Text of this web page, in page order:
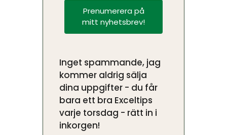
Prenumerera på
mitt nyhetsbrev!
Inget spammande, jag
kommer aldrig sälja
dina uppgifter - du får
bara ett bra Exceltips
varje torsdag - rätt in i
inkorgen!